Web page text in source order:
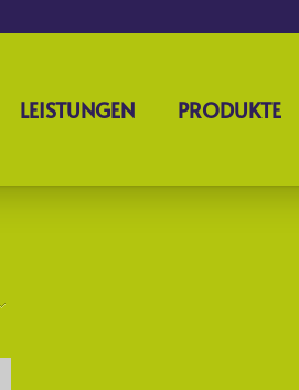
LEISTUNGEN PRODUKTE